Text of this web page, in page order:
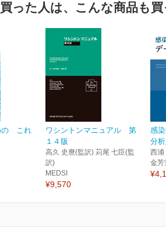
った人は、こんな商品も買
の これ
ワシントンマニュアル 第
１４版
高久 史麿(監訳) 苅尾 七臣(監
訳)
MEDSI
¥9,570
感
分
西浦
金芳